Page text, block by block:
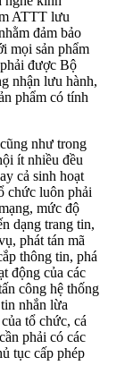
ATTT lưu
đảm bảo
mọi sản phẩm
được Bộ
nhận lưu hành,
phẩm có tính
như trong
ít nhiều đều
cả sinh hoạt
chức luôn phải
mức độ
dạng trang tin,
phát tán mã
thông tin, phá
động của các
công hệ thống
nhắn lừa
tổ chức, cá
phải có các
tục cấp phép